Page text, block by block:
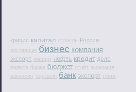
кризис капитал отрасль Россия
поставщик бизнес компания
экспорт импорт нефть кредит дело
валюта биржа бюджет отчёт экономия
вакансии торговля банк эксперт торги